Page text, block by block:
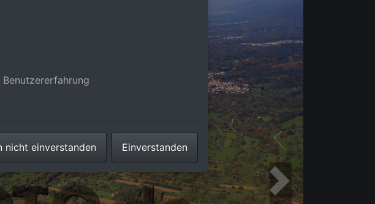
nicht einverstanden Einverstanden